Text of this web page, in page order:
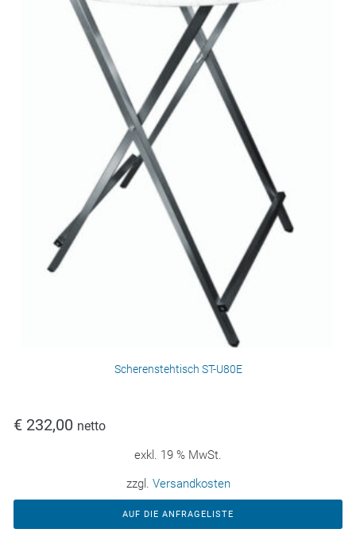
Scherenstehtisch ST-U80E
€ 232,00 netto
exkl. 19 % MwSt.
zzgl. Versandkosten
AUF DIE ANFRAGELISTE